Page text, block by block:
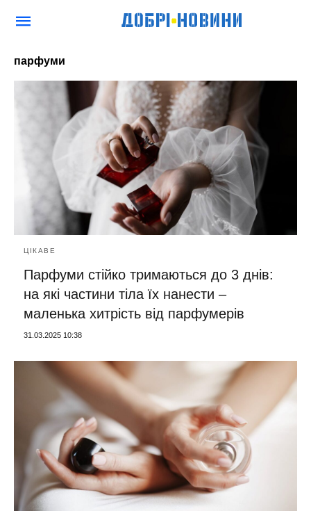
парфуми
ЦІКАВЕ
Парфуми стійко тримаються до 3 днів:
на які частини тіла їх нанести –
маленька хитрість від парфумерів
31.03.2025 10:38